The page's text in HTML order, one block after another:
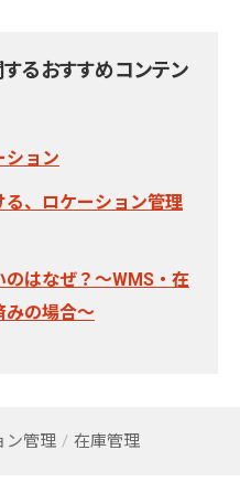
るおすすめコンテン
ション
る、ロケーション管理
はなぜ？～WMS・在
みの場合～
ン管理 在庫管理